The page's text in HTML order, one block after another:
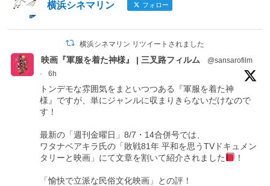
横浜シネマリン フォロー
横浜シネマリン リツイートされました
映画『軍服を着た神様』 | 三叉路フィルム
@sansarofilm
·
6h
トンデモな雰囲気をまといつつある『軍服を着た神
様』ですが、単にジャンルに収まりきらないだけなので
す！
最新の「週刊金曜日」8/7・14合併号では、
ワタナベアキラ氏の「敗戦81年 平和を思うTVドキュメン
タリーと映画」にて文章を割いて紹介されました
！
「愉快で立派な民俗文化映画」との評！